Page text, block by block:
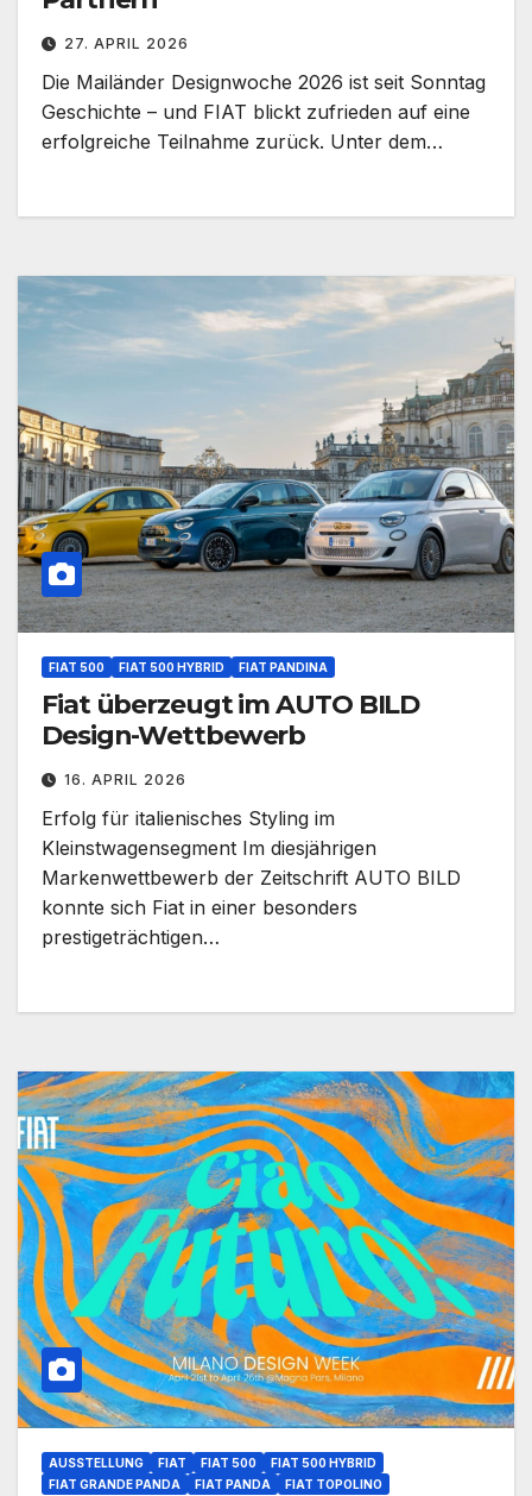
27. APRIL 2026
Die Mailänder Designwoche 2026 ist seit Sonntag
Geschichte – und FIAT blickt zufrieden auf eine
erfolgreiche Teilnahme zurück. Unter dem…
FIAT 500 FIAT 500 HYBRID FIAT PANDINA
Fiat überzeugt im AUTO BILD
Design-Wettbewerb
16. APRIL 2026
Erfolg für italienisches Styling im
Kleinstwagensegment Im diesjährigen
Markenwettbewerb der Zeitschrift AUTO BILD
konnte sich Fiat in einer besonders
prestigeträchtigen…
AUSSTELLUNG FIAT FIAT 500
FIAT 500 HYBRID
FIAT GRANDE PANDA
FIAT PANDA FIAT TOPOLINO